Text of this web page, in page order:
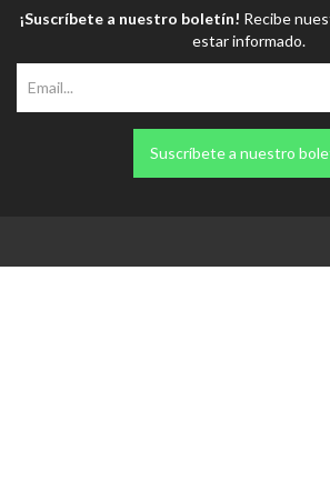
¡Suscríbete a nuestro boletín! Recibe
estar informado.
Suscríbete a nuestro